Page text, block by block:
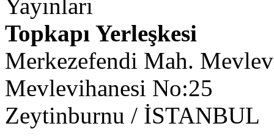
Yayınları
Topkapı Yerleşkesi
Merkezefendi Mah.
Mevlevihanesi No:25
Zeytinburnu / İSTANBUL